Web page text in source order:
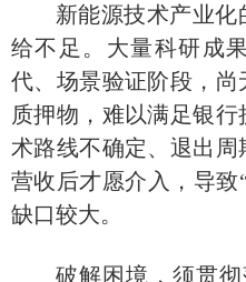
新能源技术产业
给不足。大量科研成
代、场景验证阶段，
质押物，难以满足银
术路线不确定、退出
营收后才愿介入，导致
缺口较大。
破解困境，须贯